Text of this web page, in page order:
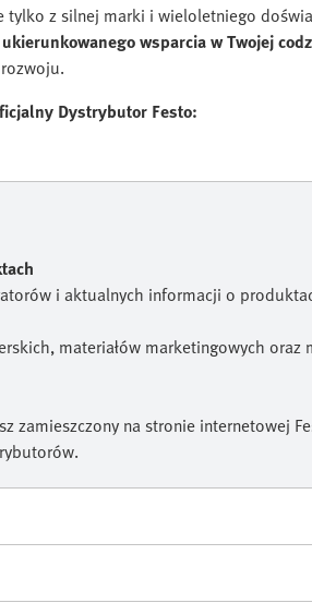
tylko z silnej marki i wieloletniego
ukierunkowanego wsparcia w Twojej
Dystrybutor Festo:
i aktualnych informacji o
materiałów marketingowych oraz
zamieszczony na stronie internetowej